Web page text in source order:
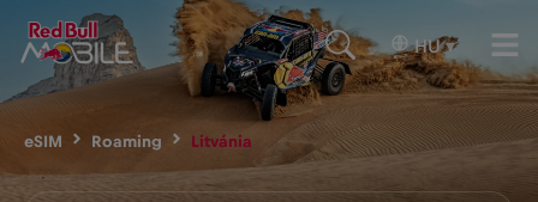
HU ▾
eSIM Roaming Litvánia